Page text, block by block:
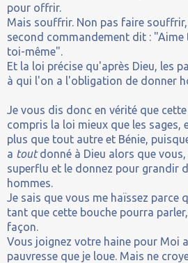
pour offrir.
Mais souffrir. Non pas faire souffrir,
second commandement dit :
toi-même".
Et la loi précise qu'après Dieu, les
à qui l'on a l'obligation de donner
Je vous dis donc en vérité que
compris la loi mieux que les sages,
plus que tout autre et Bénie,
a toutdonné à Dieu alors que
superflu et le donnez pour grandir
hommes.
Je sais que vous me haïssez parce
tant que cette bouche pourra
façon.
Vous joignez votre haine pour Moi
pauvresse que je loue. Mais ne